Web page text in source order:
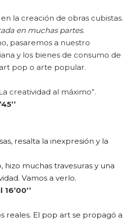
la creación de obras cubistas.
en muchas partes.
pasaremos a nuestro
y los bienes de consumo de
pop o arte popular.
creatividad al máximo”.
resalta la inexpresión y la
hizo muchas travesuras y una
Vamos a verlo.
reales. El pop art se propagó a